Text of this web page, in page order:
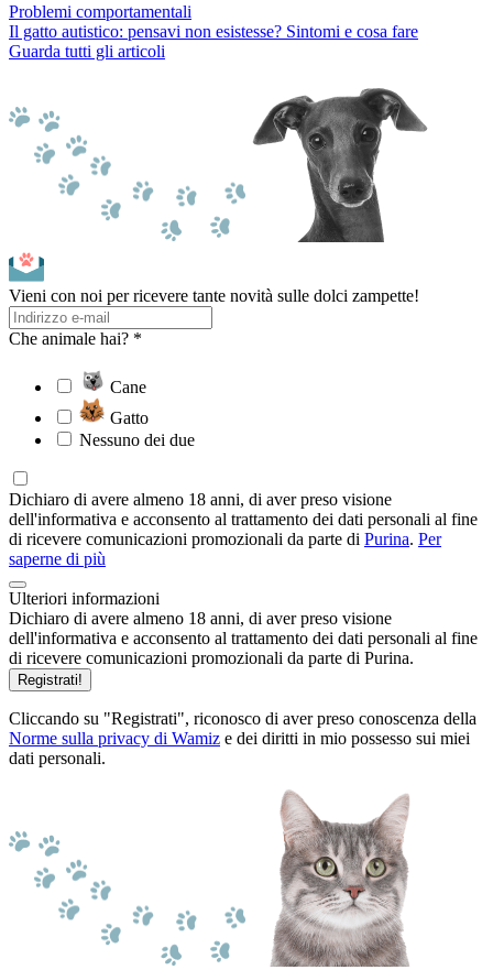
Problemi comportamentali
Il gatto autistico: pensavi non esistesse? Sintomi e cosa fare
Guarda tutti gli articoli
Vieni con noi per ricevere tante novità sulle dolci zampette!
Che animale hai? *
Cane
Gatto
Nessuno dei due
Dichiaro di avere almeno 18 anni, di aver preso visione
dell'informativa e acconsento al trattamento dei dati personali al fine
di ricevere comunicazioni promozionali da parte di Purina. Per
saperne di più
Ulteriori informazioni
Dichiaro di avere almeno 18 anni, di aver preso visione
dell'informativa e acconsento al trattamento dei dati personali al fine
di ricevere comunicazioni promozionali da parte di Purina.
Registrati!
Cliccando su "Registrati", riconosco di aver preso conoscenza della
Norme sulla privacy di Wamiz e dei diritti in mio possesso sui miei
dati personali.